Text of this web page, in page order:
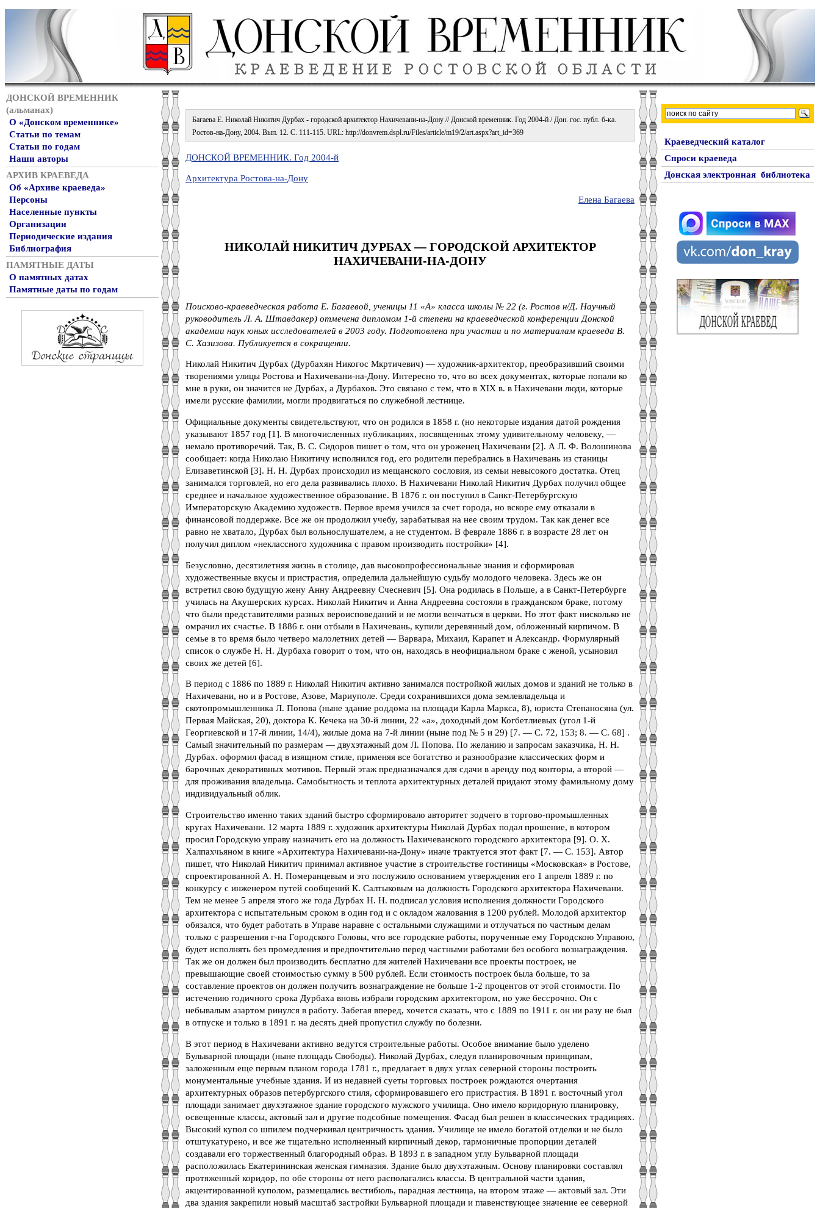
ДОНСКОЙ ВРЕМЕННИК
(альманах)
О «Донском временнике»
Статьи по темам
Статьи по годам
Наши авторы
АРХИВ КРАЕВЕДА
Об «Архиве краеведа»
Персоны
Населенные пункты
Организации
Периодические издания
Библиография
ПАМЯТНЫЕ ДАТЫ
О памятных датах
Памятные даты по годам
Багаева Е. Николай Никитич Дурбах - городской архитектор Нахичевани-на-Дону // Донской временник. Год 2004-й / Дон. гос. публ. б-ка.
Ростов-на-Дону, 2004. Вып. 12. С. 111-115. URL: http://donvrem.dspl.ru/Files/article/m19/2/art.aspx?art_id=369
ДОНСКОЙ ВРЕМЕННИК. Год 2004-й
Архитектура Ростова-на-Дону
Елена Багаева
НИКОЛАЙ НИКИТИЧ ДУРБАХ — ГОРОДСКОЙ АРХИТЕКТОР
НАХИЧЕВАНИ-НА-ДОНУ
Поисково-краеведческая работа Е. Багаевой, ученицы 11 «А» класса школы № 22 (г. Ростов н/Д. Научный
руководитель Л. А. Штавдакер) отмечена дипломом 1-й степени на краеведческой конференции Донской
академии наук юных исследователей в 2003 году. Подготовлена при участии и по материалам краеведа В.
С. Хазизова. Публикуется в сокращении.
Николай Никитич Дурбах (Дурбахян Никогос Мкртичевич) — художник-архитектор, преобразивший своими
творениями улицы Ростова и Нахичевани-на-Дону. Интересно то, что во всех документах, которые попали ко
мне в руки, он значится не Дурбах, а Дурбахов. Это связано с тем, что в XIX в. в Нахичевани люди, которые
имели русские фамилии, могли продвигаться по служебной лестнице.
Официальные документы свидетельствуют, что он родился в 1858 г. (но некоторые издания датой рождения
указывают 1857 год [1]. В многочисленных публикациях, посвященных этому удивительному человеку, —
немало противоречий. Так, В. С. Сидоров пишет о том, что он уроженец Нахичевани [2]. А Л. Ф. Волошинова
сообщает: когда Николаю Никитичу исполнился год, его родители перебрались в Нахичевань из станицы
Елизаветинской [3]. Н. Н. Дурбах происходил из мещанского сословия, из семьи невысокого достатка. Отец
занимался торговлей, но его дела развивались плохо. В Нахичевани Николай Никитич Дурбах получил общее
среднее и начальное художественное образование. В 1876 г. он поступил в Санкт-Петербургскую
Императорскую Академию художеств. Первое время учился за счет города, но вскоре ему отказали в
финансовой поддержке. Все же он продолжил учебу, зарабатывая на нее своим трудом. Так как денег все
равно не хватало, Дурбах был вольнослушателем, а не студентом. В феврале 1886 г. в возрасте 28 лет он
получил диплом «неклассного художника с правом производить постройки» [4].
Безусловно, десятилетняя жизнь в столице, дав высокопрофессиональные знания и сформировав
художественные вкусы и пристрастия, определила дальнейшую судьбу молодого человека. Здесь же он
встретил свою будущую жену Анну Андреевну Счесневич [5]. Она родилась в Польше, а в Санкт-Петербурге
училась на Акушерских курсах. Николай Никитич и Анна Андреевна состояли в гражданском браке, потому
что были представителями разных вероисповеданий и не могли венчаться в церкви. Но этот факт нисколько не
омрачил их счастье. В 1886 г. они отбыли в Нахичевань, купили деревянный дом, обложенный кирпичом. В
семье в то время было четверо малолетних детей — Варвара, Михаил, Карапет и Александр. Формулярный
список о службе Н. Н. Дурбаха говорит о том, что он, находясь в неофициальном браке с женой, усыновил
своих же детей [6].
В период с 1886 по 1889 г. Николай Никитич активно занимался постройкой жилых домов и зданий не только в
Нахичевани, но и в Ростове, Азове, Мариуполе. Среди сохранившихся дома землевладельца и
скотопромышленника Л. Попова (ныне здание роддома на площади Карла Маркса, 8), юриста Степаносяна (ул.
Первая Майская, 20), доктора К. Кечека на 30-й линии, 22 «а», доходный дом Когбетлиевых (угол 1-й
Георгиевской и 17-й линии, 14/4), жилые дома на 7-й линии (ныне под № 5 и 29) [7. — С. 72, 153; 8. — С. 68] .
Самый значительный по размерам — двухэтажный дом Л. Попова. По желанию и запросам заказчика, Н. Н.
Дурбах. оформил фасад в изящном стиле, применяя все богатство и разнообразие классических форм и
барочных декоративных мотивов. Первый этаж предназначался для сдачи в аренду под конторы, а второй —
для проживания владельца. Самобытность и теплота архитектурных деталей придают этому фамильному дому
индивидуальный облик.
Строительство именно таких зданий быстро сформировало авторитет зодчего в торгово-промышленных
кругах Нахичевани. 12 марта 1889 г. художник архитектуры Николай Дурбах подал прошение, в котором
просил Городскую управу назначить его на должность Нахичеванского городского архитектора [9]. О. X.
Халпахчьяном в книге «Архитектура Нахичевани-на-Дону» иначе трактуется этот факт [7. — С. 153]. Автор
пишет, что Николай Никитич принимал активное участие в строительстве гостиницы «Московская» в Ростове,
спроектированной А. Н. Померанцевым и это послужило основанием утверждения его 1 апреля 1889 г. по
конкурсу с инженером путей сообщений К. Салтыковым на должность Городского архитектора Нахичевани.
Тем не менее 5 апреля этого же года Дурбах Н. Н. подписал условия исполнения должности Городского
архитектора с испытательным сроком в один год и с окладом жалования в 1200 рублей. Молодой архитектор
обязался, что будет работать в Управе наравне с остальными служащими и отлучаться по частным делам
только с разрешения г-на Городского Головы, что все городские работы, порученные ему Городскою Управою,
будет исполнять без промедления и предпочтительно перед частными работами без особого вознаграждения.
Так же он должен был производить бесплатно для жителей Нахичевани все проекты построек, не
превышающие своей стоимостью сумму в 500 рублей. Если стоимость построек была больше, то за
составление проектов он должен получить вознаграждение не больше 1-2 процентов от этой стоимости. По
истечению годичного срока Дурбаха вновь избрали городским архитектором, но уже бессрочно. Он с
небывалым азартом ринулся в работу. Забегая вперед, хочется сказать, что с 1889 по 1911 г. он ни разу не был
в отпуске и только в 1891 г. на десять дней пропустил службу по болезни.
В этот период в Нахичевани активно ведутся строительные работы. Особое внимание было уделено
Бульварной площади (ныне площадь Свободы). Николай Дурбах, следуя планировочным принципам,
заложенным еще первым планом города 1781 г., предлагает в двух углах северной стороны построить
монументальные учебные здания. И из недавней суеты торговых построек рождаются очертания
архитектурных образов петербургского стиля, сформировавшего его пристрастия. В 1891 г. восточный угол
площади занимает двухэтажное здание городского мужского училища. Оно имело коридорную планировку,
освещенные классы, актовый зал и другие подсобные помещения. Фасад был решен в классических традициях.
Высокий купол со шпилем подчеркивал центричность здания. Училище не имело богатой отделки и не было
отштукатурено, и все же тщательно исполненный кирпичный декор, гармоничные пропорции деталей
создавали его торжественный благородный образ. В 1893 г. в западном углу Бульварной площади
расположилась Екатерининская женская гимназия. Здание было двухэтажным. Основу планировки составлял
протяженный коридор, по обе стороны от него располагались классы. В центральной части здания,
акцентированной куполом, размещались вестибюль, парадная лестница, на втором этаже — актовый зал. Эти
два здания закрепили новый масштаб застройки Бульварной площади и главенствующее значение ее северной
Краеведческий каталог
Спроси краеведа
Донская электронная библиотека